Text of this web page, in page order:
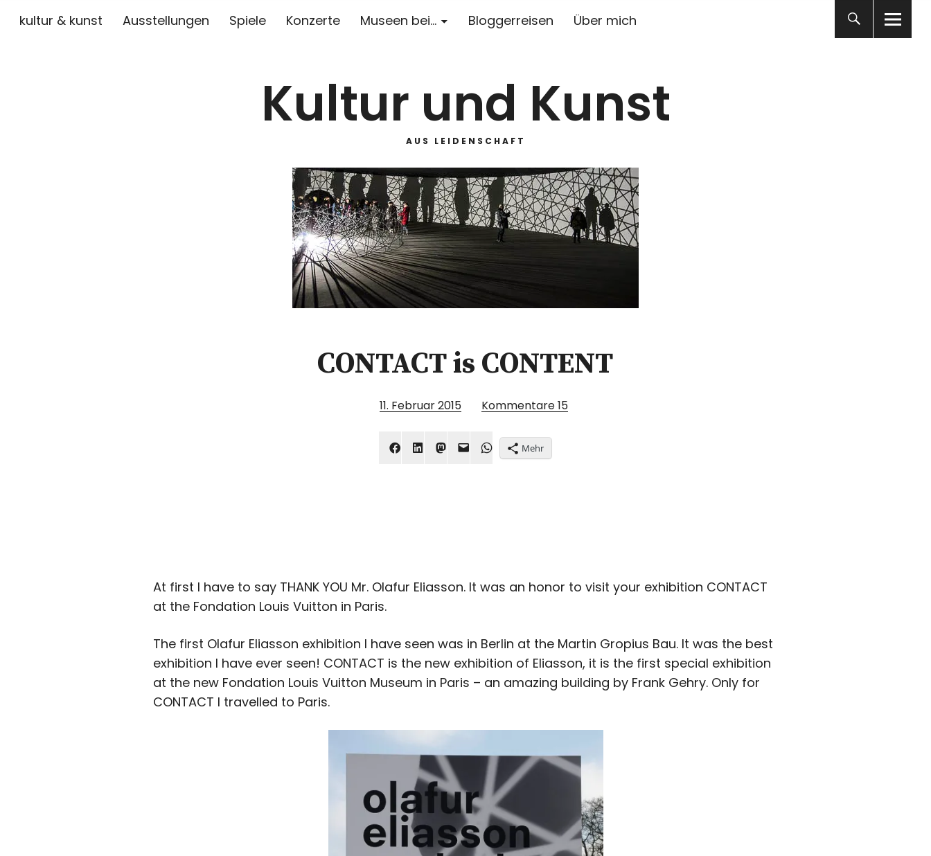
kultur & kunst Ausstellungen Spiele Konzerte Museen bei… Bloggerreisen Über mich
Kultur und Kunst
AUS LEIDENSCHAFT
CONTACT is CONTENT
11. Februar 2015 Kommentare15
Mehr
At first I have to say THANK YOU Mr. Olafur Eliasson. It was an honor to visit your exhibition CONTACT
at the Fondation Louis Vuitton in Paris.
The first Olafur Eliasson exhibition I have seen was in Berlin at the Martin Gropius Bau. It was the best
exhibition I have ever seen! CONTACT is the new exhibition of Eliasson, it is the first special exhibition
at the new Fondation Louis Vuitton Museum in Paris – an amazing building by Frank Gehry. Only for
CONTACT I travelled to Paris.